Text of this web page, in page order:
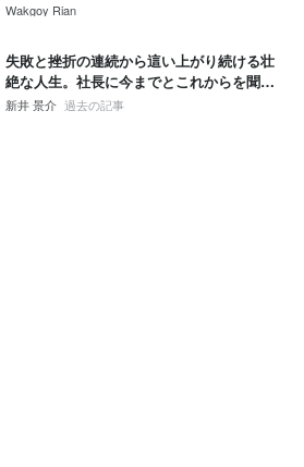
Wakgoy Rian
失敗と挫折の連続から這い上がり続ける壮
絶な人生。社長に今までとこれからを聞い
てみた。
新井 景介 過去の記事